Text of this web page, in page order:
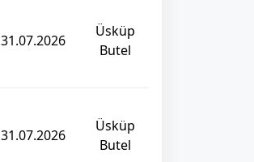
31.07.2026
Üsküp
Butel
31.07.2026
Üsküp
Butel